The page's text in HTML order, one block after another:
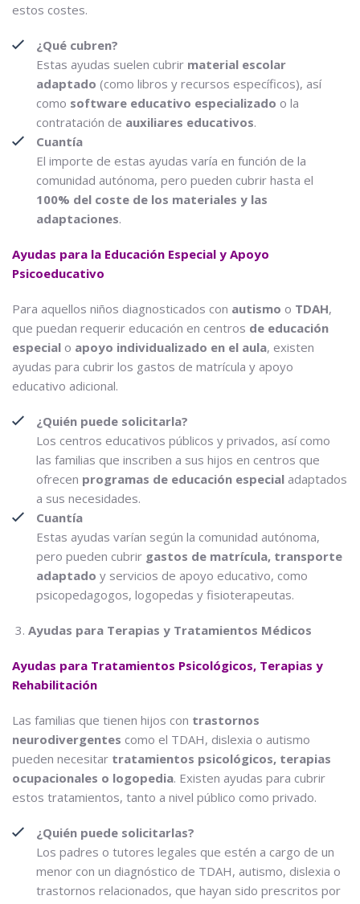
estos costes.
¿Qué cubren?
Estas ayudas suelen cubrir material escolar
adaptado (como libros y recursos específicos), así
como software educativo especializado o la
contratación de auxiliares educativos.
Cuantía
El importe de estas ayudas varía en función de la
comunidad autónoma, pero pueden cubrir hasta el
100% del coste de los materiales y las
adaptaciones.
Ayudas para la Educación Especial y Apoyo
Psicoeducativo
Para aquellos niños diagnosticados con autismo o TDAH,
que puedan requerir educación en centros de educación
especial o apoyo individualizado en el aula, existen
ayudas para cubrir los gastos de matrícula y apoyo
educativo adicional.
¿Quién puede solicitarla?
Los centros educativos públicos y privados, así como
las familias que inscriben a sus hijos en centros que
ofrecen programas de educación especial adaptados
a sus necesidades.
Cuantía
Estas ayudas varían según la comunidad autónoma,
pero pueden cubrir gastos de matrícula, transporte
adaptado y servicios de apoyo educativo, como
psicopedagogos, logopedas y fisioterapeutas.
Ayudas para Terapias y Tratamientos Médicos
Ayudas para Tratamientos Psicológicos, Terapias y
Rehabilitación
Las familias que tienen hijos con trastornos
neurodivergentes como el TDAH, dislexia o autismo
pueden necesitar tratamientos psicológicos, terapias
ocupacionales o logopedia. Existen ayudas para cubrir
estos tratamientos, tanto a nivel público como privado.
¿Quién puede solicitarlas?
Los padres o tutores legales que estén a cargo de un
menor con un diagnóstico de TDAH, autismo, dislexia o
trastornos relacionados, que hayan sido prescritos por